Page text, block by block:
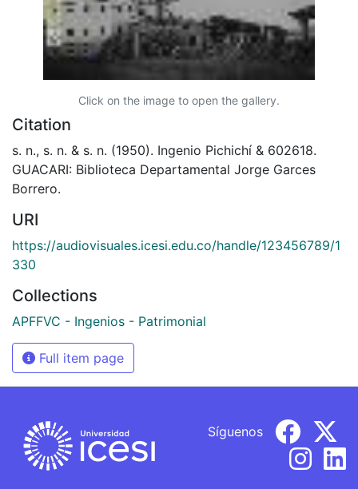
Click on the image to open the gallery.
Citation
s. n., s. n. & s. n. (1950). Ingenio Pichichí & 602618.
GUACARI: Biblioteca Departamental Jorge Garces
Borrero.
URI
https://audiovisuales.icesi.edu.co/handle/123456789/1
330
Collections
APFFVC - Ingenios - Patrimonial
Full item page
Síguenos